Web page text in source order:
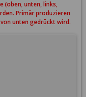
(oben, unten, links,
Primär produzieren
unten gedrückt wird.